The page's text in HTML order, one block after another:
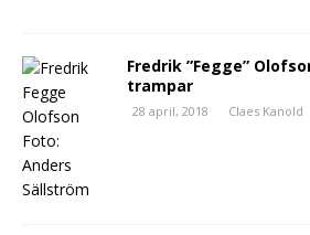
Fredrik ”Fegge”
trampar
28 april, 2018 Claes Kanold